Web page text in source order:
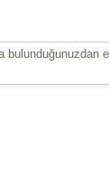
bulunduğunuzdan